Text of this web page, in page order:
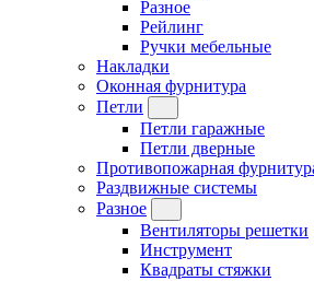
Разное
Рейлинг
Ручки мебельные
Накладки
Оконная фурнитура
Петли
Петли гаражные
Петли дверные
Противопожарная
Раздвижные системы
Разное
Вентиляторы решетки
Инструмент
Квадраты стяжки